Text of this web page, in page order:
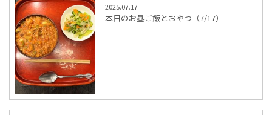
2025.07.17
本日のお昼ご飯とおやつ（7/17）